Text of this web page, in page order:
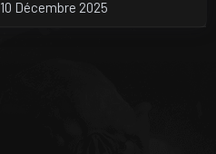
10 Décembre 2025